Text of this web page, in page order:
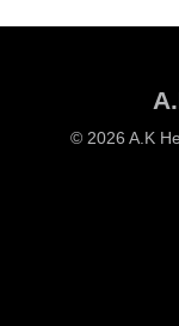
© 2026 A.K